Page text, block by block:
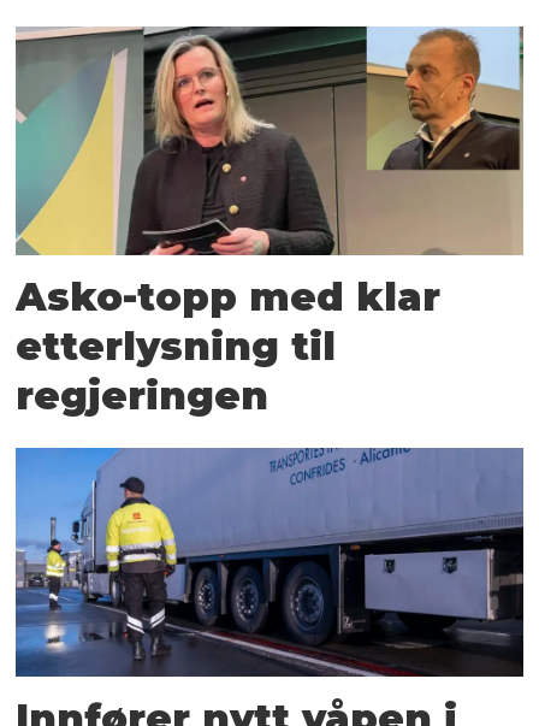
Asko-topp med klar
etterlysning til
regjeringen